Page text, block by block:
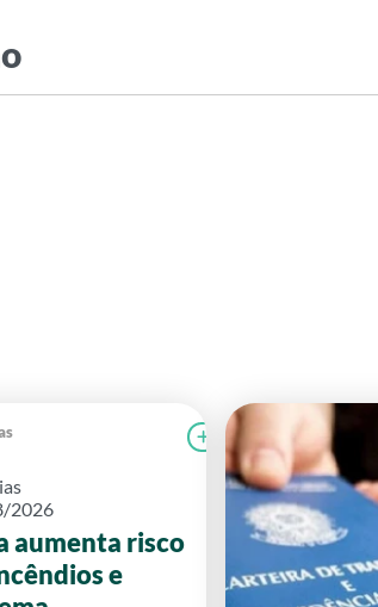
2026
aumenta risco
e
Ler notícia FAEG